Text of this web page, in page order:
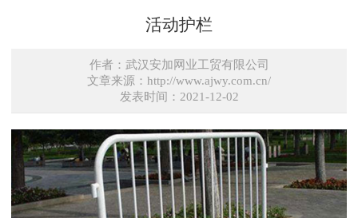
活动护栏
作者：武汉安加网业工贸有限公司
文章来源：http://www.ajwy.com.cn/
发表时间：2021-12-02